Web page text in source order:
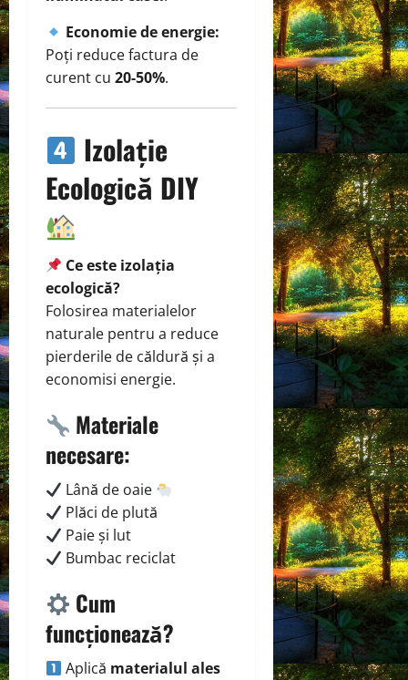
Economie de energie:
Poți reduce factura de
curent cu 20-50%.
Izolație
Ecologică DIY
Ce este izolația
ecologică?
Folosirea materialelor
naturale pentru a reduce
pierderile de căldură și a
economisi energie.
Materiale
necesare:
Lână de oaie
Plăci de plută
Paie și lut
Bumbac reciclat
Cum
funcționează?
Aplică materialul ales